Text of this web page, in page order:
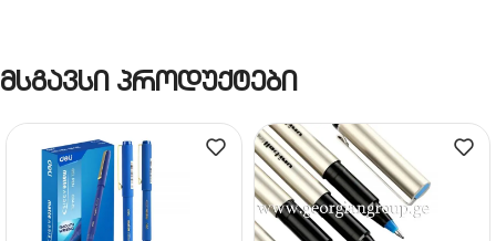
მსგავსი პროდუქტები